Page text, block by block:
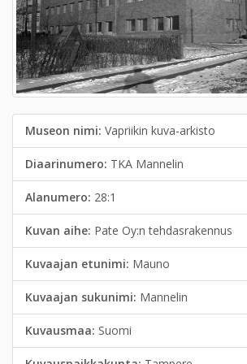
Museon nimi: Vapriikin kuva-arkisto
Diaarinumero: TKA Mannelin
Alanumero: 28:1
Kuvan aihe: Pate Oy:n tehdasrakennus
Kuvaajan etunimi: Mauno
Kuvaajan sukunimi: Mannelin
Kuvausmaa: Suomi